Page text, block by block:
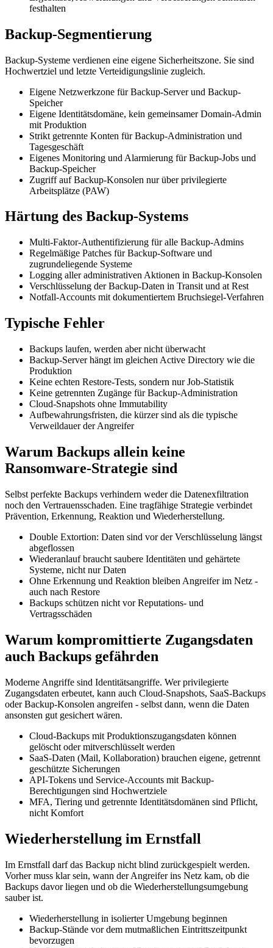
festhalten
Backup-Segmentierung
Backup-Systeme verdienen eine eigene Sicherheitszone. Sie sind
Hochwertziel und letzte Verteidigungslinie zugleich.
Eigene Netzwerkzone für Backup-Server und Backup-
Speicher
Eigene Identitätsdomäne, kein gemeinsamer Domain-Admin
mit Produktion
Strikt getrennte Konten für Backup-Administration und
Tagesgeschäft
Eigenes Monitoring und Alarmierung für Backup-Jobs und
Backup-Speicher
Zugriff auf Backup-Konsolen nur über privilegierte
Arbeitsplätze (PAW)
Härtung des Backup-Systems
Multi-Faktor-Authentifizierung für alle Backup-Admins
Regelmäßige Patches für Backup-Software und
zugrundeliegende Systeme
Logging aller administrativen Aktionen in Backup-Konsolen
Verschlüsselung der Backup-Daten in Transit und at Rest
Notfall-Accounts mit dokumentiertem Bruchsiegel-Verfahren
Typische Fehler
Backups laufen, werden aber nicht überwacht
Backup-Server hängt im gleichen Active Directory wie die
Produktion
Keine echten Restore-Tests, sondern nur Job-Statistik
Keine getrennten Zugänge für Backup-Administration
Cloud-Snapshots ohne Immutability
Aufbewahrungsfristen, die kürzer sind als die typische
Verweildauer der Angreifer
Warum Backups allein keine
Ransomware-Strategie sind
Selbst perfekte Backups verhindern weder die Datenexfiltration
noch den Vertrauensschaden. Eine tragfähige Strategie verbindet
Prävention, Erkennung, Reaktion und Wiederherstellung.
Double Extortion: Daten sind vor der Verschlüsselung längst
abgeflossen
Wiederanlauf braucht saubere Identitäten und gehärtete
Systeme, nicht nur Daten
Ohne Erkennung und Reaktion bleiben Angreifer im Netz -
auch nach Restore
Backups schützen nicht vor Reputations- und
Vertragsschäden
Warum kompromittierte Zugangsdaten
auch Backups gefährden
Moderne Angriffe sind Identitätsangriffe. Wer privilegierte
Zugangsdaten erbeutet, kann auch Cloud-Snapshots, SaaS-Backups
oder Backup-Konsolen angreifen - selbst dann, wenn die Daten
ansonsten gut gesichert wären.
Cloud-Backups mit Produktionszugangsdaten können
gelöscht oder mitverschlüsselt werden
SaaS-Daten (Mail, Kollaboration) brauchen eigene, getrennt
geschützte Sicherungen
API-Tokens und Service-Accounts mit Backup-
Berechtigungen sind Hochwertziele
MFA, Tiering und getrennte Identitätsdomänen sind Pflicht,
nicht Komfort
Wiederherstellung im Ernstfall
Im Ernstfall darf das Backup nicht blind zurückgespielt werden.
Vorher muss klar sein, wann der Angreifer ins Netz kam, ob die
Backups davor liegen und ob die Wiederherstellungsumgebung
sauber ist.
Wiederherstellung in isolierter Umgebung beginnen
Backup-Stände vor dem mutmaßlichen Eintrittszeitpunkt
bevorzugen